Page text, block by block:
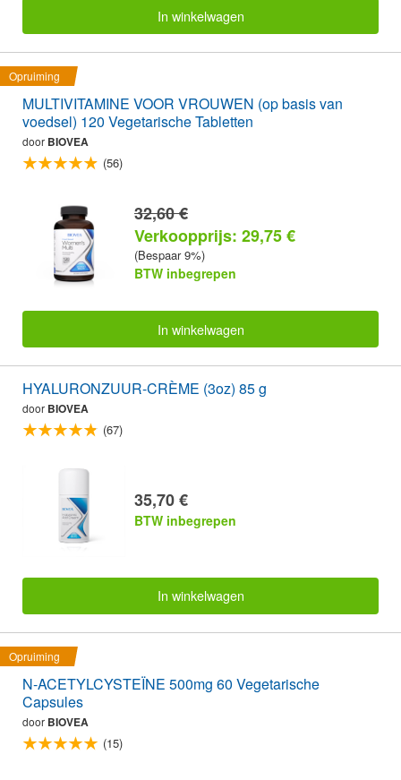
In winkelwagen
Opruiming
MULTIVITAMINE VOOR VROUWEN (op basis van
voedsel) 120 Vegetarische Tabletten
door BIOVEA
(56)
32,60 €
Verkoopprijs: 29,75 €
(Bespaar 9%)
BTW inbegrepen
In winkelwagen
HYALURONZUUR-CRÈME (3oz) 85 g
door BIOVEA
(67)
35,70 €
BTW inbegrepen
In winkelwagen
Opruiming
N-ACETYLCYSTEÏNE 500mg 60 Vegetarische
Capsules
door BIOVEA
(15)